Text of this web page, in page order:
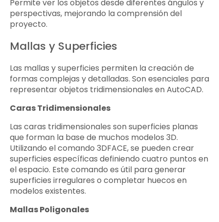
Permite ver los objetos desde diferentes ángulos y
perspectivas, mejorando la comprensión del
proyecto.
Mallas y Superficies
Las mallas y superficies permiten la creación de
formas complejas y detalladas. Son esenciales para
representar objetos tridimensionales en AutoCAD.
Caras Tridimensionales
Las caras tridimensionales son superficies planas
que forman la base de muchos modelos 3D.
Utilizando el comando 3DFACE, se pueden crear
superficies específicas definiendo cuatro puntos en
el espacio. Este comando es útil para generar
superficies irregulares o completar huecos en
modelos existentes.
Mallas Poligonales